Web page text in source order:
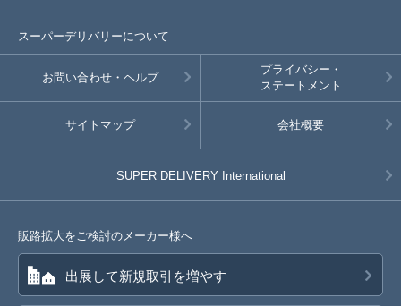
スーパーデリバリーについて
お問い合わせ・ヘルプ
プライバシー・
ステートメント
サイトマップ 会社概要
SUPER DELIVERY International
販路拡大をご検討のメーカー様へ
出展して新規取引を増やす